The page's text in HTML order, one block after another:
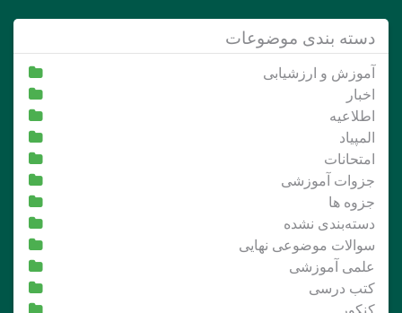
دسته بندی موضوعات
آموزش و ارزشیابی
اخبار
اطلاعیه
المپیاد
امتحانات
جزوات آموزشی
جزوه ها
دسته‌بندی نشده
سوالات موضوعی نهایی
علمی آموزشی
کتب درسی